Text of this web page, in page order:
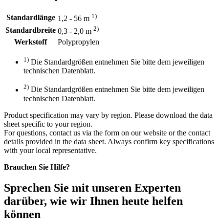
Standardlänge 1,2 - 56 m 1)
Standardbreite 0,3 - 2,0 m 2)
Werkstoff Polypropylen
1) Die Standardgrößen entnehmen Sie bitte dem jeweiligen
technischen Datenblatt.
2) Die Standardgrößen entnehmen Sie bitte dem jeweiligen
technischen Datenblatt.
Product specification may vary by region. Please download the data
sheet specific to your region.
For questions, contact us via the form on our website or the contact
details provided in the data sheet. Always confirm key specifications
with your local representative.
Brauchen Sie Hilfe?
Sprechen Sie mit unseren Experten
darüber, wie wir Ihnen heute helfen
können